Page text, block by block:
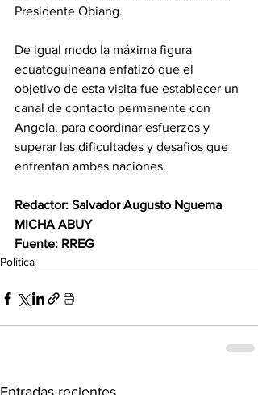
Presidente Obiang.
De igual modo la máxima figura
ecuatoguineana enfatizó que el
objetivo de esta visita fue establecer un
canal de contacto permanente con
Angola, para coordinar esfuerzos y
superar las dificultades y desafios que
enfrentan ambas naciones.
Redactor: Salvador Augusto Nguema
MICHA ABUY
Fuente: RREG
Política